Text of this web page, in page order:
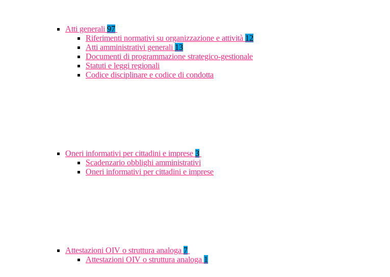
Atti generali 97
Riferimenti normativi su organizzazione e attività 12
Atti amministrativi generali 13
Documenti di programmazione strategico-gestionale
Statuti e leggi regionali
Codice disciplinare e codice di condotta
Oneri informativi per cittadini e imprese 3
Scadenzario obblighi amministrativi
Oneri informativi per cittadini e imprese
Attestazioni OIV o struttura analoga 7
Attestazioni OIV o struttura analoga 1